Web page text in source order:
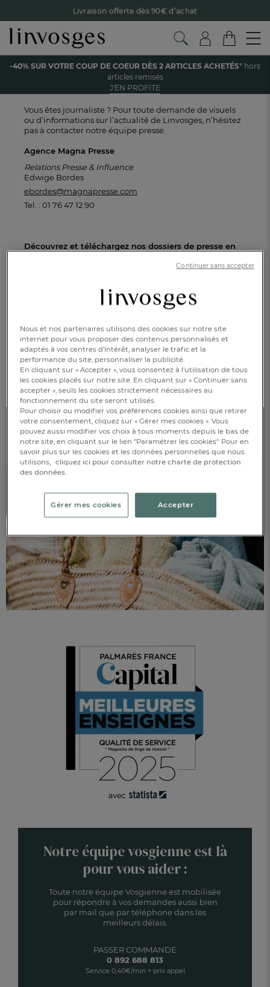
Livraison offerte dès 90€ d’achat
Retour offert avec Colissimo* !
Payez en 3x ou 4x sans frais avec Alma
Le parrainage Linvosges : offrez 15€, recevez 15€ !
Je
découvre
-40% sur votre coup de coeurdès 2 articles achetés !
-40% SUR VOTRE COUP DE COEUR DÈS 2 ARTICLES ACHETÉS* hors
articles remisés
J'EN PROFITE
Accueil Espace presse
ESPACE PRESSE
Vous êtes journaliste ? Pour toute demande de visuels
ou d’informations sur l’actualité de Linvosges, n’hésitez
pas à contacter notre équipe presse.
Agence Magna Presse
Relations Presse & Influence
Edwige Bordes
ebordes@magnapresse.com
Tel. : 01 76 47 12 90
Découvrez et téléchargez nos dossiers de presse en
Dossier de presse linge de maison Automne-Hiver 2026
Dossier de presse linge de maison Automne-Hiver 2025
Dossier de presse linge de maison Automne-Hiver 2024
Dossier de presse linge de maison Printemps-Été 2024
Dossier de presse linge de maison Automne-Hiver 2023
Dossier de presse linge de maison Printemps-Été 2023 -
100 ans
Notre équipe vosgienne est là
pour vous aider :
Toute notre équipe Vosgienne est mobilisée
pour répondre à vos demandes aussi bien
par mail que par téléphone dans les
meilleurs délais.
PASSER COMMANDE
0 892 688 813
Service 0,40€/min + prix appel
Nous et nos partenaires utilisons des cookies sur notre site
internet pour vous proposer des contenus personnalisés et
adaptés à vos centres d’intérêt, analyser le trafic et la
performance du site, personnaliser la publicité.
En cliquant sur « Accepter », vous consentez à l'utilisation de tous
les cookies placés sur notre site. En cliquant sur « Continuer sans
accepter », seuls les cookies strictement nécessaires au
fonctionnement du site seront utilisés.
Pour choisir ou modifier vos préférences cookies ainsi que retirer
votre consentement, cliquez sur « Gérer mes cookies ». Vous
pouvez aussi modifier vos choix à tous moments depuis le bas de
notre site, en cliquant sur le lien "Paramétrer les cookies". Pour en
savoir plus sur les cookies et les données personnelles que nous
utilisons, cliquez ici pour consulter notre charte de protection
des données.
Gérer mes cookies Accepter
Continuer sans accepter